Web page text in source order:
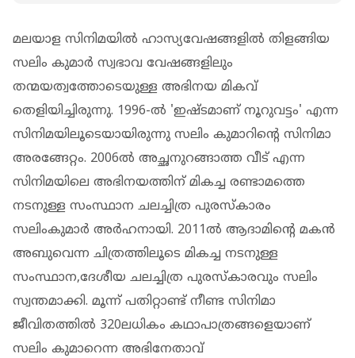
മലയാള സിനിമയില്‍ ഹാസ്യവേഷങ്ങളില്‍ തിളങ്ങിയ
സലിം കുമാര്‍ സ്വഭാവ വേഷങ്ങളിലും
തന്മയത്വത്തോടെയുള്ള അഭിനയ മികവ്
തെളിയിച്ചിരുന്നു. 1996-ല്‍ 'ഇഷ്ടമാണ് നൂറുവട്ടം' എന്ന
സിനിമയിലൂടെയായിരുന്നു സലിം കുമാറിന്റെ സിനിമാ
അരങ്ങേറ്റം. 2006ല്‍ അച്ഛനുറങ്ങാത്ത വീട് എന്ന
സിനിമയിലെ അഭിനയത്തിന് മികച്ച രണ്ടാമത്തെ
നടനുള്ള സംസ്ഥാന ചലച്ചിത്ര പുരസ്‌കാരം
സലിംകുമാര്‍ അര്‍ഹനായി. 2011ല്‍ ആദാമിന്റെ മകന്‍
അബുവെന്ന ചിത്രത്തിലൂടെ മികച്ച നടനുള്ള
സംസ്ഥാന,ദേശീയ ചലച്ചിത്ര പുരസ്‌കാരവും സലിം
സ്വന്തമാക്കി. മൂന്ന് പതിറ്റാണ്ട് നീണ്ട സിനിമാ
ജീവിതത്തില്‍ 320ലധികം കഥാപാത്രങ്ങളെയാണ്
സലിം കുമാറെന്ന അഭിനേതാവ്